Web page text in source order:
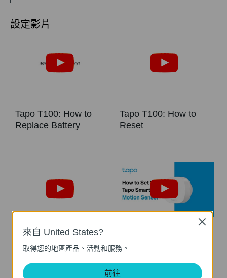
設定影片
Tapo T100: How to
Replace Battery
Tapo T100: How to
Reset
Cover
Tapo Smart Motion
Sensor (Tapo T100)
來自 United States?
取得您的地區產品、活動和服務。
前往
Close